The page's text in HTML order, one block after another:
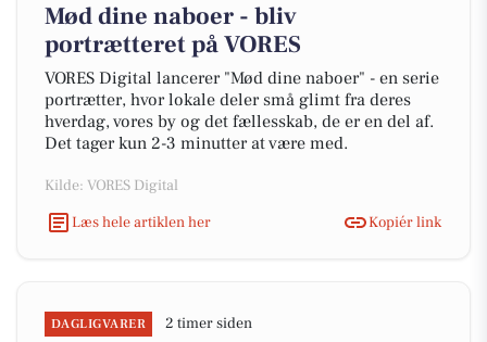
Mød dine naboer - bliv
portrætteret på VORES
VORES Digital lancerer "Mød dine naboer" - en serie
portrætter, hvor lokale deler små glimt fra deres
hverdag, vores by og det fællesskab, de er en del af.
Det tager kun 2-3 minutter at være med.
Kilde: VORES Digital
Læs hele artiklen her
Kopiér link
DAGLIGVARER 2 timer siden